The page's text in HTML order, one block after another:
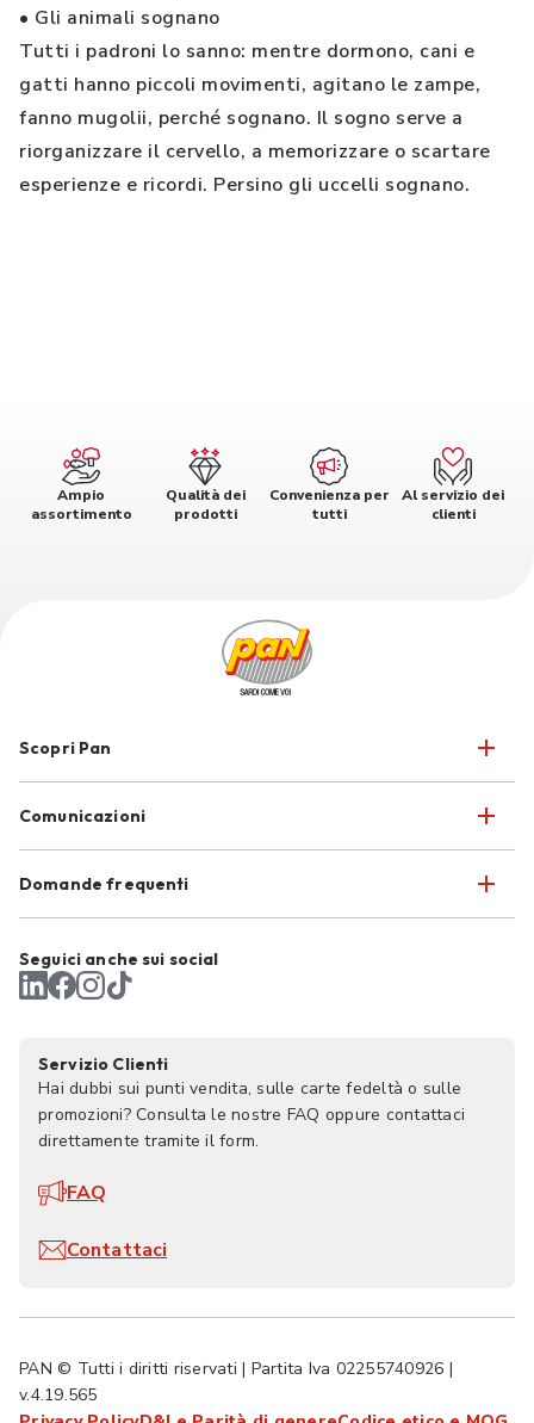
• Gli animali sognano
Tutti i padroni lo sanno: mentre dormono, cani e
gatti hanno piccoli movimenti, agitano le zampe,
fanno mugolii, perché sognano. Il sogno serve a
riorganizzare il cervello, a memorizzare o scartare
esperienze e ricordi. Persino gli uccelli sognano.
Ampio
assortimento
Qualità dei
prodotti
Convenienza per
tutti
Al servizio dei
clienti
Scopri Pan
Comunicazioni
Domande frequenti
Seguici anche sui social
Servizio Clienti
Hai dubbi sui punti vendita, sulle carte fedeltà o sulle
promozioni? Consulta le nostre FAQ oppure contattaci
direttamente tramite il form.
FAQ
Contattaci
PAN © Tutti i diritti riservati | Partita Iva 02255740926 |
v.4.19.565